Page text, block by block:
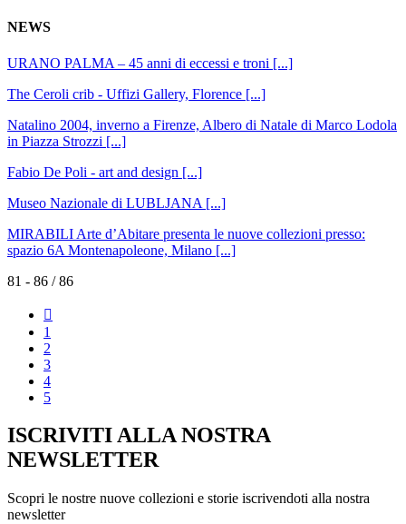
NEWS
URANO PALMA – 45 anni di eccessi e troni [...]
The Ceroli crib - Uffizi Gallery, Florence [...]
Natalino 2004, inverno a Firenze, Albero di Natale di Marco Lodola
in Piazza Strozzi [...]
Fabio De Poli - art and design [...]
Museo Nazionale di LUBLJANA [...]
MIRABILI Arte d’Abitare presenta le nuove collezioni presso:
spazio 6A Montenapoleone, Milano [...]
81 - 86 / 86

1
2
3
4
5
ISCRIVITI ALLA NOSTRA
NEWSLETTER
Scopri le nostre nuove collezioni e storie iscrivendoti alla nostra
newsletter